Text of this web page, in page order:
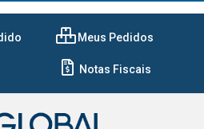
Meus Pedidos
Notas Fiscais